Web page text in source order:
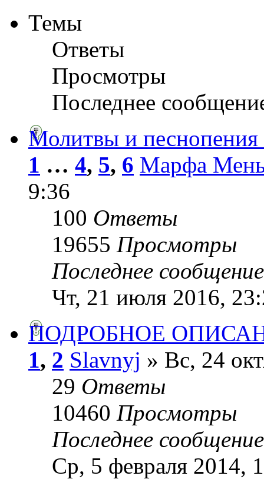
Темы
Ответы
Просмотры
Последнее
Молитвы и песнопения
1 … 4, 5, 6 Марфа
9:36
100 Ответы
19655 Просмотры
Последнее
Чт, 21 июля 2016,
ПОДРОБНОЕ
1, 2 Slavnyj » Вс, 24
29 Ответы
10460 Просмотры
Последнее
Ср, 5 февраля 2014,